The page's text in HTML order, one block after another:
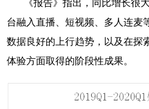
《报告》指出，同比增长很
台融入直播、短视频、多人连麦
数据良好的上行趋势，以及在探
体验方面取得的阶段性成果。